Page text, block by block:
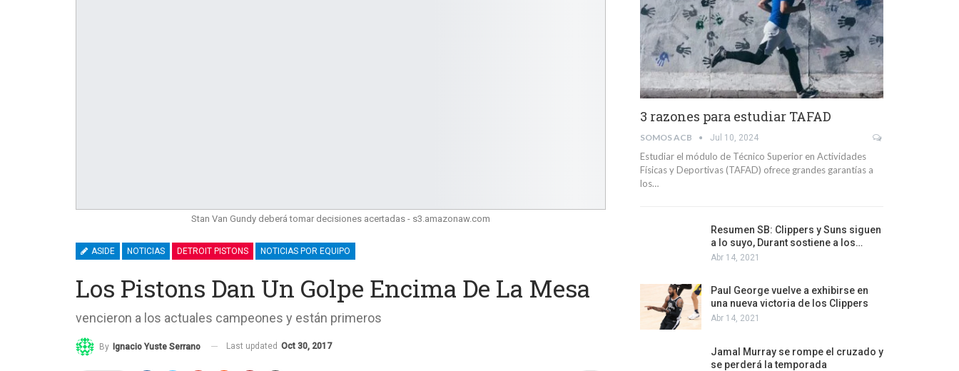
Stan Van Gundy deberá tomar decisiones acertadas - s3.amazonaw.com
ASIDE NOTICIAS DETROIT PISTONS NOTICIAS POR EQUIPO
Los Pistons Dan Un Golpe Encima De La Mesa
vencieron a los actuales campeones y están primeros
By Ignacio Yuste Serrano Last updated Oct 30, 2017
3 razones para estudiar TAFAD
SOMOS ACB Jul 10, 2024
Estudiar el módulo de Técnico Superior en Actividades
Físicas y Deportivas (TAFAD) ofrece grandes garantías a
los…
Resumen SB: Clippers y Suns siguen
a lo suyo, Durant sostiene a los…
Abr 14, 2021
Paul George vuelve a exhibirse en
una nueva victoria de los Clippers
Abr 14, 2021
Jamal Murray se rompe el cruzado y
se perderá la temporada